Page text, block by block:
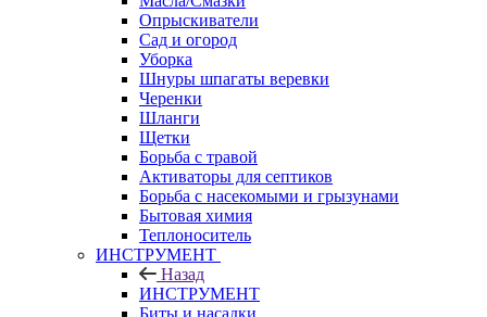
Опрыскиватели
Сад и огород
Уборка
Шнуры шпагаты веревки
Черенки
Шланги
Щетки
Борьба с травой
Активаторы для септиков
Борьба с насекомыми и грызунами
Бытовая химия
Теплоноситель
ИНСТРУМЕНТ
Назад
ИНСТРУМЕНТ
Биты и насадки